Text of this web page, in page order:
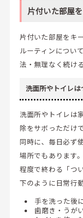
片付いた部屋
片付いた部屋をキ
ルーティンについ
法・無理なく続け
洗面所やトイレは
洗面所やトイレは
除をサボっただけ
同時に、毎日必ず
場所でもあります
程度で終わる「つ
下のように日常行
手を洗った後
歯磨き・うが